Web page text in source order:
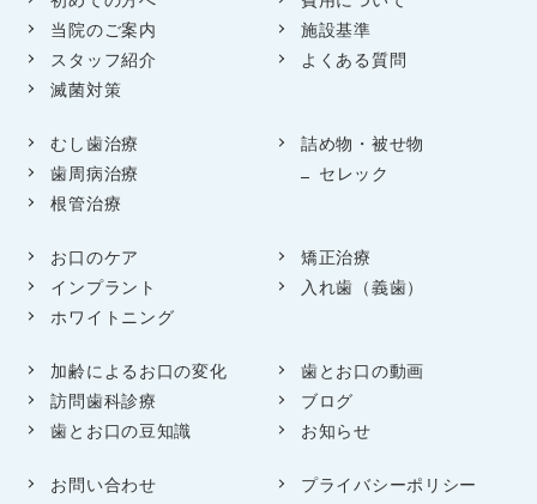
当院のご案内
スタッフ紹介
滅菌対策
施設基準
よくある質問
むし歯治療
歯周病治療
根管治療
詰め物・被せ物
セレック
お口のケア
インプラント
ホワイトニング
矯正治療
入れ歯（義歯）
加齢によるお口の変化
訪問歯科診療
歯とお口の豆知識
歯とお口の動画
ブログ
お知らせ
お問い合わせ
プライバシーポリシー